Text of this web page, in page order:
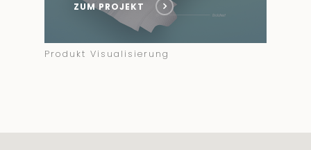
ZUM PROJEKT
Produkt Visualisierung